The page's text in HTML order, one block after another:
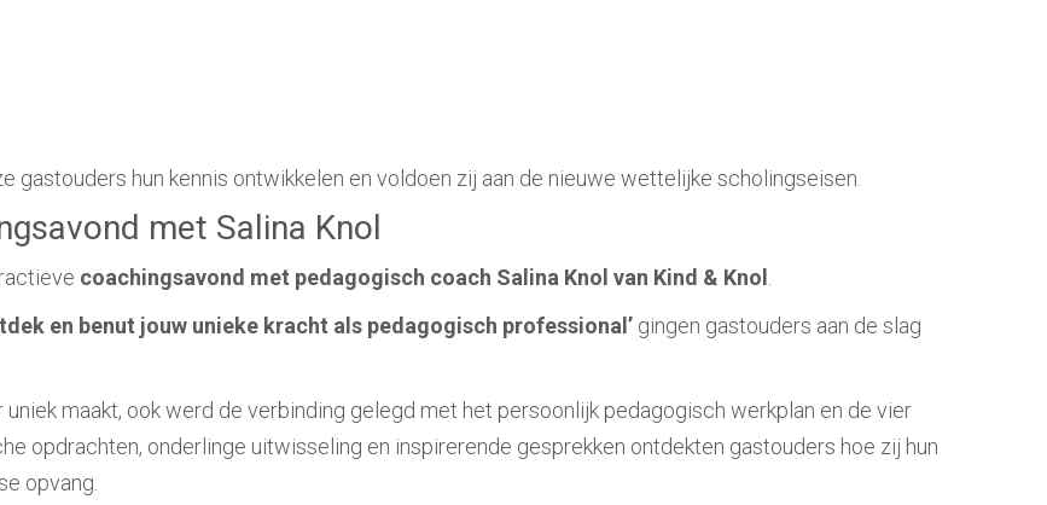
gastouders hun kennis ontwikkelen en voldoen zij aan de nieuwe wettelijke scholingseisen.
met Salina Knol
coachingsavond met pedagogisch coach Salina Knol van Kind & Knol
en benut jouw unieke kracht als pedagogisch professional’ gingen gastouders aan de slag
maakt, ook werd de verbinding gelegd met het persoonlijk pedagogisch werkplan en de vier
opdrachten, onderlinge uitwisseling en inspirerende gesprekken ontdekten gastouders hoe zij hun
opvang.